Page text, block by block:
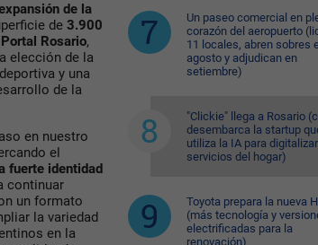
de la
de 3.900
Portal Rosario,
elección de la
y una
de la
en nuestro
el
fuerte identidad
continuar
un formato
la variedad
en la
Un paseo comercial en
corazón del aeropuerto
11 locales, abren sobres
agosto y adjudican en
setiembre)
"Clickie" llega a Rosario
desembarca la startup
utiliza la IA para
servicios del hogar)
Toyota prepara la nueva
(más tecnología y
electrificadas para la
renovación)